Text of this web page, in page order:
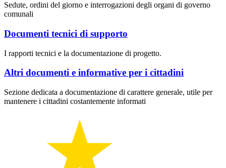
Sedute, ordini del giorno e interrogazioni degli organi di governo
comunali
Documenti tecnici di supporto
I rapporti tecnici e la documentazione di progetto.
Altri documenti e informative per i cittadini
Sezione dedicata a documentazione di carattere generale, utile per
mantenere i cittadini costantemente informati